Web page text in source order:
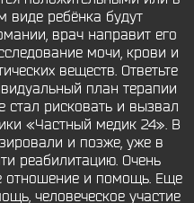
виде ребёнка будут
врач направит его
мочи, крови и
веществ. Ответьте
план терапии
стал рисковать и вызвал
«Частный медик 24». В
и позже, уже в
реабилитацию. Очень
отношение и помощь. Еще
человеческое участие